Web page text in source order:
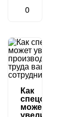
0
Как
спецодежда
может